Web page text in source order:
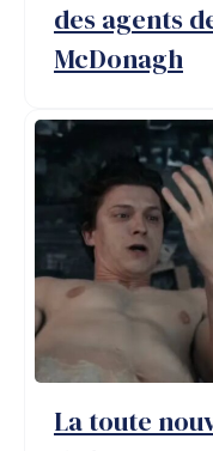
des agents
McDonagh
La toute